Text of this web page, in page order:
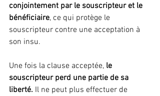
conjointement par le souscripteur et le
bénéficiaire, ce qui protège le
souscripteur contre une acceptation à
son insu.
Une fois la clause acceptée, le
souscripteur perd une partie de sa
liberté. Il ne peut plus effectuer de